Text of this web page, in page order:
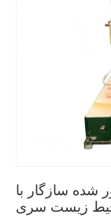
شده سازگار با